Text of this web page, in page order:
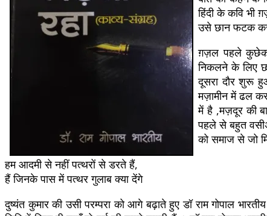
हिंदी के कवि भी
उसे छान फटक कर
ग़ज़ल पहले कुछेक
निकलने के लिए
दूसरा दौर शुरू
मज़ामीन में ढल
में है ,मज़दूर की
पहले से बहुत
को समाज से जो
हम आदमी से नहीं पत्थरों से डरते हैं,
हैं जिनके पास में पत्थर गुलाब क्या देंगे
दुष्यंत कुमार की उसी परम्परा को आगे बढ़ाते हुए डॉ राम गोपाल